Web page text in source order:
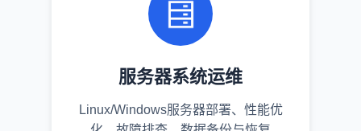
服务器系统运维
Linux/Windows服务器部署、性能优